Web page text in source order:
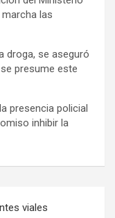
las
droga, se aseguró
presume este
presencia policial
inhibir la
viales